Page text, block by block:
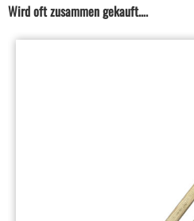
Wird oft zusammen gekauft….